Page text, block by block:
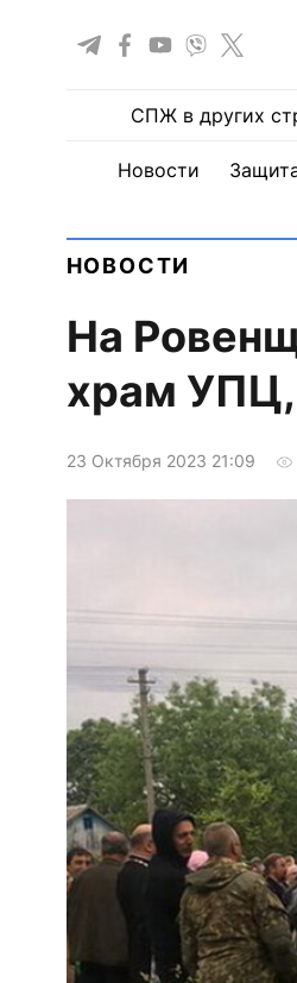
СПЖ в других
Новости
НОВОСТИ
На
храм УПЦ,
23 Октября 2023 21:09